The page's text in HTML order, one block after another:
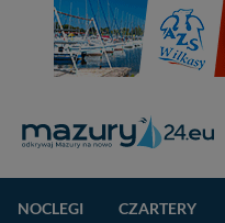
NOCLEGI CZARTERY